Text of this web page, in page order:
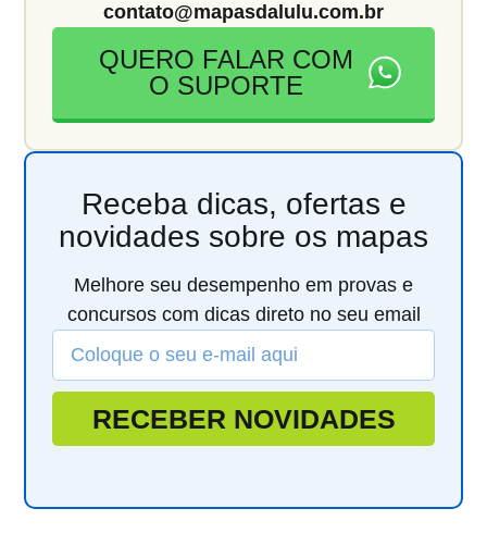
contato@mapasdalulu.com.br
QUERO FALAR COM
O SUPORTE
Receba dicas, ofertas e
novidades sobre os mapas
Melhore seu desempenho em provas e
concursos com dicas direto no seu email
RECEBER NOVIDADES